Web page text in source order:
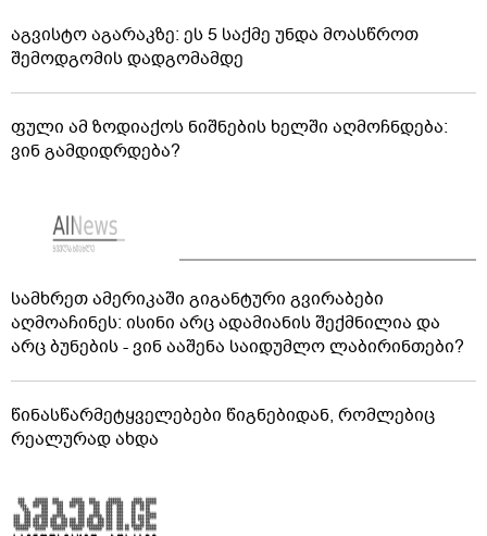
აგვისტო აგარაკზე: ეს 5 საქმე უნდა მოასწროთ
შემოდგომის დადგომამდე
ფული ამ ზოდიაქოს ნიშნების ხელში აღმოჩნდება:
ვინ გამდიდრდება?
სამხრეთ ამერიკაში გიგანტური გვირაბები
აღმოაჩინეს: ისინი არც ადამიანის შექმნილია და
არც ბუნების - ვინ ააშენა საიდუმლო ლაბირინთები?
წინასწარმეტყველებები წიგნებიდან, რომლებიც
რეალურად ახდა